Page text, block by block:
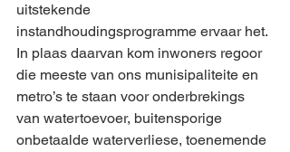
uitstekende
instandhoudingsprogramme ervaar het.
In plaas daarvan kom inwoners regoor
die meeste van ons munisipaliteite en
metro’s te staan voor onderbrekings
van watertoevoer, buitensporige
onbetaalde waterverliese, toenemende